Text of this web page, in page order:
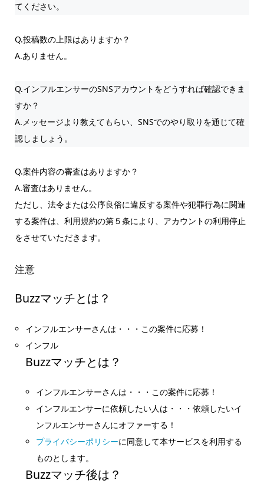
てください。
Q.投稿数の上限はありますか？
A.ありません。
Q.インフルエンサーのSNSアカウントをどうすれば確認できま
すか？
A.メッセージより教えてもらい、SNSでのやり取りを通じて確
認しましょう。
Q.案件内容の審査はありますか？
A.審査はありません。
ただし、法令または公序良俗に違反する案件や犯罪行為に関連
する案件は、利用規約の第５条により、アカウントの利用停止
をさせていただきます。
注意
Buzzマッチとは？
インフルエンサーさんは・・・この案件に応募！
インフル
Buzzマッチとは？
インフルエンサーさんは・・・この案件に応募！
インフルエンサーに依頼したい人は・・・依頼したいイ
ンフルエンサーさんにオファーする！
プライバシーポリシーに同意して本サービスを利用する
ものとします。
Buzzマッチ後は？